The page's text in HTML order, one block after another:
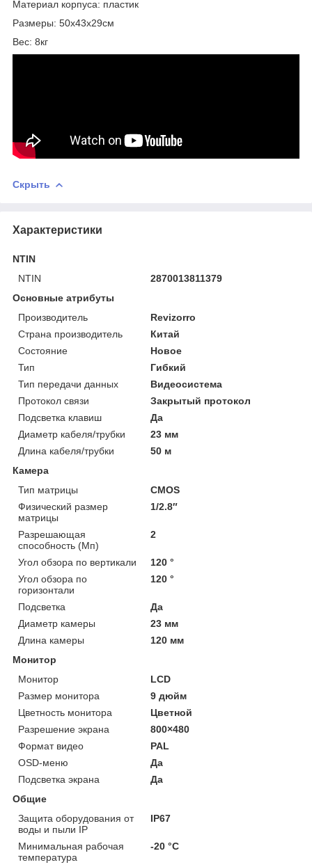
Материал корпуса: пластик
Размеры: 50х43х29см
Вес: 8кг
Скрыть
Характеристики
NTIN
NTIN
2870013811379
Основные атрибуты
Производитель
Revizorro
Страна производитель
Китай
Состояние
Новое
Тип
Гибкий
Тип передачи данных
Видеосистема
Протокол связи
Закрытый протокол
Подсветка клавиш
Да
Диаметр кабеля/трубки
23 мм
Длина кабеля/трубки
50 м
Камера
Тип матрицы
CMOS
Физический размер
матрицы
1/2.8″
Разрешающая
способность (Мп)
2
Угол обзора по вертикали
120 °
Угол обзора по
горизонтали
120 °
Подсветка
Да
Диаметр камеры
23 мм
Длина камеры
120 мм
Монитор
Монитор
LCD
Размер монитора
9 дюйм
Цветность монитора
Цветной
Разрешение экрана
800×480
Формат видео
PAL
OSD-меню
Да
Подсветка экрана
Да
Общие
Защита оборудования от
воды и пыли IP
IP67
Минимальная рабочая
температура
-20 °С